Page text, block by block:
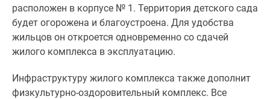
Москвы
Подмосковья
комнатные
расположен в корпусе № 1. Территория детского сада
будет огорожена и благоустроена. Для удобства
жильцов он откроется одновременно со сдачей
жилого комплекса в эксплуатацию.
Инфраструктуру жилого комплекса также дополнит
физкультурно-оздоровительный комплекс. Все